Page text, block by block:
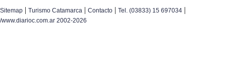
Sitemap | Turismo Catamarca | Contacto | Tel. (03833) 15 697034 |
/www.diarioc.com.ar 2002-2026